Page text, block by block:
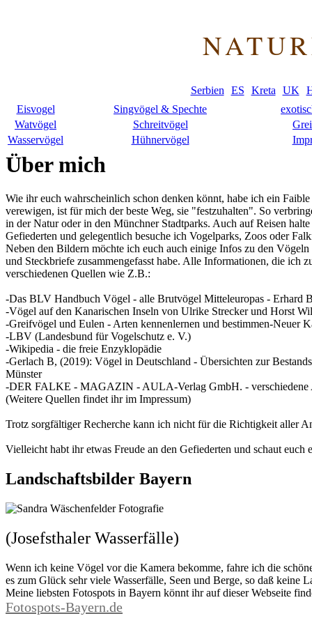
Serbien ES Kreta UK
Eisvogel
Singvögel & Spechte
Watvögel
Schreitvögel
Wasservögel
Hühnervögel
Über mich
Wie ihr euch wahrscheinlich schon denken könnt, habe ich ein
verewigen, ist für mich der beste Weg, sie "festzuhalten". So
in der Natur oder in den Münchner Stadtparks. Auch auf Reisen
Gefiederten und gelegentlich besuche ich Vogelparks, Zoos oder
Neben den Bildern möchte ich euch auch einige Infos zu den
und Steckbriefe zusammengefasst habe. Alle Informationen, die ich
verschiedenen Quellen wie Z.B.:
-Das BLV Handbuch Vögel - alle Brutvögel Mitteleuropas - Erhard
-Vögel auf den Kanarischen Inseln von Ulrike Strecker und Horst
-Greifvögel und Eulen - Arten kennenlernen und bestimmen-Neuer
-LBV (Landesbund für Vogelschutz e. V.)
-Wikipedia - die freie Enzyklopädie
-Gerlach B, (2019): Vögel in Deutschland - Übersichten zur
Münster
-DER FALKE - MAGAZIN - AULA-Verlag GmbH. - verschiedene
(Weitere Quellen findet ihr im Impressum)
Trotz sorgfältiger Recherche kann ich nicht für die Richtigkeit aller
Vielleicht habt ihr etwas Freude an den Gefiederten und schaut euch
Landschaftsbilder Bayern
(Josefsthaler Wasserfälle)
Wenn ich keine Vögel vor die Kamera bekomme, fahre ich die
es zum Glück sehr viele Wasserfälle, Seen und Berge, so daß keine
Meine liebsten Fotospots in Bayern könnt ihr auf dieser Webseite
Fotospots-Bayern.de